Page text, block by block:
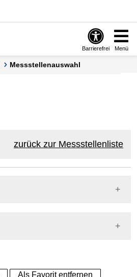
Barrierefrei Menü
Messstellenauswahl
zurück zur Messstellenliste
Als Favorit entfernen